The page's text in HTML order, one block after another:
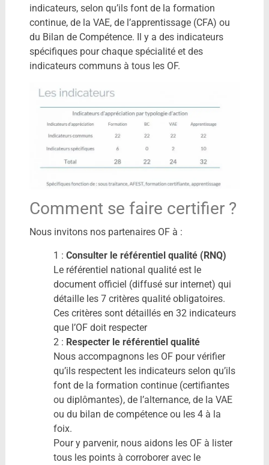
indicateurs, selon qu’ils font de la formation
continue, de la VAE, de l’apprentissage (CFA) ou
du Bilan de Compétence. Il y a des indicateurs
spécifiques pour chaque spécialité et des
indicateurs communs à tous les OF.
Comment se faire certifier ?
Nous invitons nos partenaires OF à :
1 : Consulter le référentiel qualité (RNQ)
Le référentiel national qualité est le
document officiel (diffusé sur internet) qui
détaille les 7 critères qualité obligatoires.
Ces critères sont détaillés en 32 indicateurs
que l’OF doit respecter
2 : Respecter le référentiel qualité
Nous accompagnons les OF pour vérifier
qu’ils respectent les indicateurs selon qu’ils
font de la formation continue (certifiantes
ou diplômantes), de l’alternance, de la VAE
ou du bilan de compétence ou les 4 à la
foix.
Pour y parvenir, nous aidons les OF à lister
tous les points à corroborer avec le